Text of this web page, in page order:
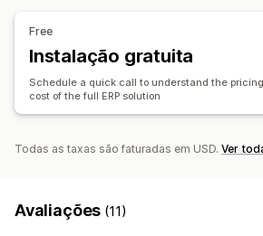
Rastreio de lotes
Contabilidade e finanças
Pagamentos a efetuar Pagamentos a
Fluxo de caixa
Relatórios Contabilidade geral
Alertas por e-mail
Importação e exportação de dados
Registos detalhados
Free
Instalação gratuita
Schedule a quick call to understand the
cost of the full ERP solution
Todas as taxas são faturadas em USD. Ver
Avaliações (11)